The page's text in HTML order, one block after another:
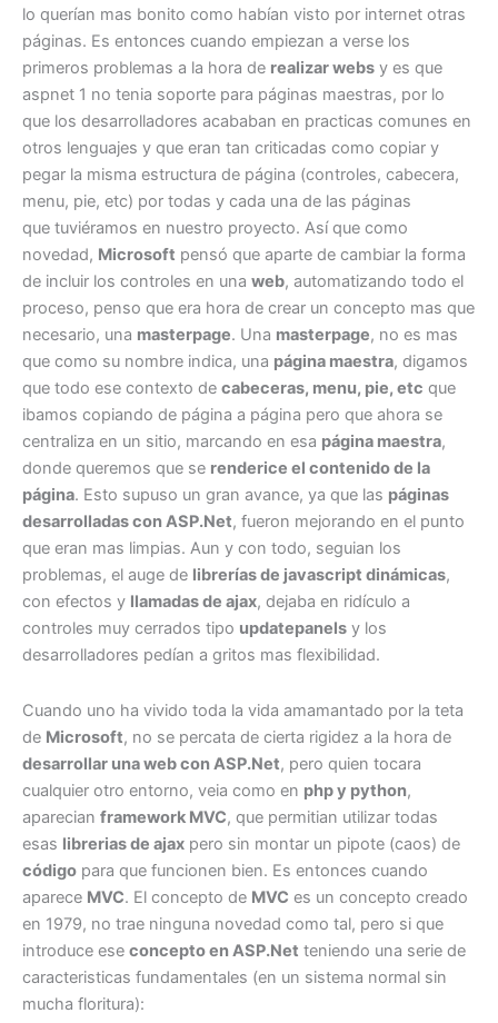
lo querían mas bonito como habían visto por internet otras
páginas. Es entonces cuando empiezan a verse los
primeros problemas a la hora de realizar webs y es que
aspnet 1 no tenia soporte para páginas maestras, por lo
que los desarrolladores acababan en practicas comunes en
otros lenguajes y que eran tan criticadas como copiar y
pegar la misma estructura de página (controles, cabecera,
menu, pie, etc) por todas y cada una de las páginas
que tuviéramos en nuestro proyecto. Así que como
novedad, Microsoft pensó que aparte de cambiar la forma
de incluir los controles en una web, automatizando todo el
proceso, penso que era hora de crear un concepto mas que
necesario, una masterpage. Una masterpage, no es mas
que como su nombre indica, una página maestra, digamos
que todo ese contexto de cabeceras, menu, pie, etc que
ibamos copiando de página a página pero que ahora se
centraliza en un sitio, marcando en esa página maestra,
donde queremos que se renderice el contenido de la
página. Esto supuso un gran avance, ya que las páginas
desarrolladas con ASP.Net, fueron mejorando en el punto
que eran mas limpias. Aun y con todo, seguian los
problemas, el auge de librerías de javascript dinámicas,
con efectos y llamadas de ajax, dejaba en ridículo a
controles muy cerrados tipo updatepanels y los
desarrolladores pedían a gritos mas flexibilidad.
Cuando uno ha vivido toda la vida amamantado por la teta
de Microsoft, no se percata de cierta rigidez a la hora de
desarrollar una web con ASP.Net, pero quien tocara
cualquier otro entorno, veia como en php y python,
aparecian framework MVC, que permitian utilizar todas
esas librerias de ajax pero sin montar un pipote (caos) de
código para que funcionen bien. Es entonces cuando
aparece MVC. El concepto de MVC es un concepto creado
en 1979, no trae ninguna novedad como tal, pero si que
introduce ese concepto en ASP.Net teniendo una serie de
caracteristicas fundamentales (en un sistema normal sin
mucha floritura):